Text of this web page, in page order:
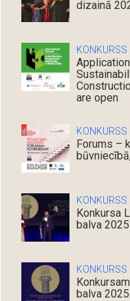
dizainā
KONKURSS
are open
KONKURSS
Forums –
KONKURSS
Konkursa
balva
KONKURSS
balva